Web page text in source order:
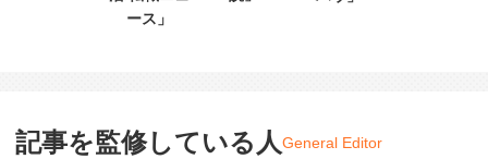
ース」
記事を監修している人General Editor